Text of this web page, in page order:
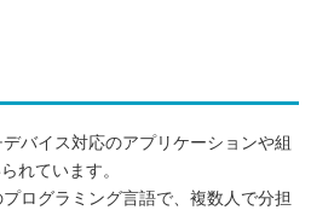
バイス対応のアプリケーションや組
れています。
ログラミング言語で、複数人で分担